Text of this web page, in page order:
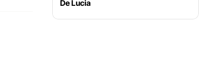
De Lucia